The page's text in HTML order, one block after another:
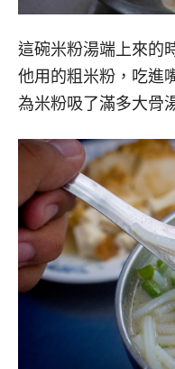
這碗米粉湯端上來的
他用的粗米粉，吃進
為米粉吸了滿多大骨